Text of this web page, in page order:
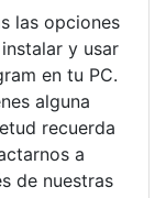
las opciones
y usar
en tu PC.
alguna
recuerda
a
de nuestras